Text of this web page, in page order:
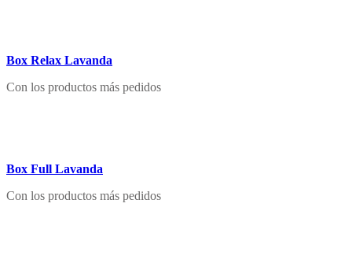
Box Relax Lavanda
Con los productos más pedidos
Box Full Lavanda
Con los productos más pedidos